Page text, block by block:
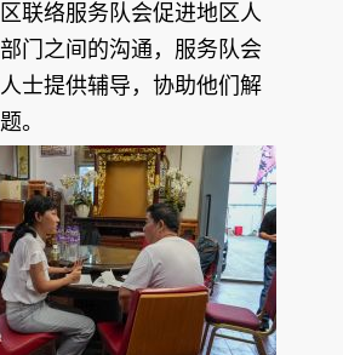
联络服务队会促进地区人
门之间的沟通，服务队会
士提供辅导，协助他们解
。